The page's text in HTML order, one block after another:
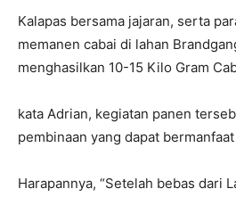
Kalapas bersama jajaran, serta
memanen cabai di lahan
menghasilkan 10-15 Kilo Gram
kata Adrian, kegiatan panen
pembinaan yang dapat
Harapannya, “Setelah bebas dari